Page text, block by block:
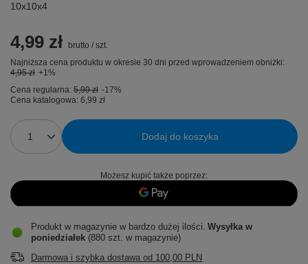
10x10x4
4,99 zł brutto / szt.
Najniższa cena produktu w okresie 30 dni przed wprowadzeniem obniżki:
4,95 zł +1%
Cena regularna: 5,99 zł -17%
Cena katalogowa: 6,99 zł
Dodaj do koszyka
Możesz kupić także poprzez:
Produkt w magazynie w bardzo dużej ilości Wysyłka w
poniedziałek (880 szt. w magazynie)
Darmowa i szybka dostawa od 100,00 PLN